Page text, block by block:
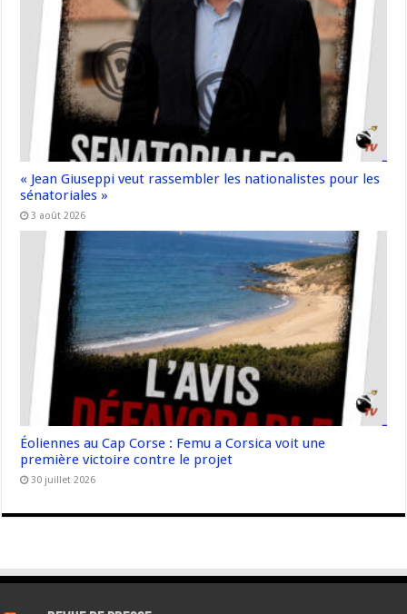
« Jean Giuseppi veut rassembler les nationalistes pour les
sénatoriales »
3 août 2026
Éoliennes au Cap Corse : Femu a Corsica voit une
première victoire contre le projet
30 juillet 2026